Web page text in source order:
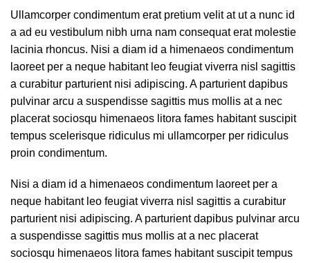
Ullamcorper condimentum erat pretium velit at ut a nunc id
a ad eu vestibulum nibh urna nam consequat erat molestie
lacinia rhoncus. Nisi a diam id a himenaeos condimentum
laoreet per a neque habitant leo feugiat viverra nisl sagittis
a curabitur parturient nisi adipiscing. A parturient dapibus
pulvinar arcu a suspendisse sagittis mus mollis at a nec
placerat sociosqu himenaeos litora fames habitant suscipit
tempus scelerisque ridiculus mi ullamcorper per ridiculus
proin condimentum.
Nisi a diam id a himenaeos condimentum laoreet per a
neque habitant leo feugiat viverra nisl sagittis a curabitur
parturient nisi adipiscing. A parturient dapibus pulvinar arcu
a suspendisse sagittis mus mollis at a nec placerat
sociosqu himenaeos litora fames habitant suscipit tempus